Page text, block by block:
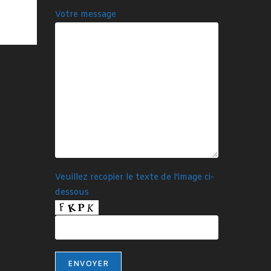
Votre message
Veuillez recopier le texte de l'image ci-
dessous